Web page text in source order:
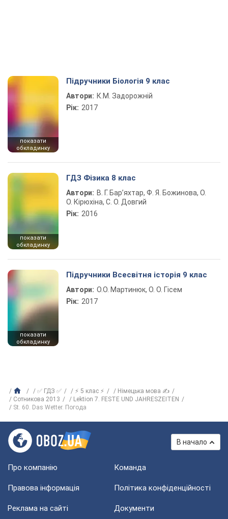
показати
обкладинку
Підручники Біологія 9 клас
Автори: К.М. Задорожній
Рік: 2017
показати
обкладинку
ГДЗ Фізика 8 клас
Автори: В. Г. Бар’яхтар, Ф. Я. Божинова, О.
О. Кірюхіна, С. О. Довгий
Рік: 2016
показати
обкладинку
Підручники Всесвітня історія 9 клас
Автори: О.О. Мартинюк, О. О. Гісем
Рік: 2017
✅ ГДЗ ✅ ⚡ 5 клас ⚡
Німецька мова ✍
Сотникова 2013
Lektion 7. FESTE UND JAHRESZEITEN
St. 60. Das Wetter. Погода
В начало
Про компанію Команда
Правова інформація Політика конфіденційності
Реклама на сайті Документи